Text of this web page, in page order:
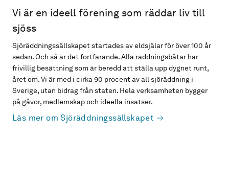
Vi är en ideell förening som räddar liv till
sjöss
Sjöräddningssällskapet startades av eldsjälar för över 100 år
sedan. Och så är det fortfarande. Alla räddningsbåtar har
frivillig besättning som är beredd att ställa upp dygnet runt,
året om. Vi är med i cirka 90 procent av all sjöräddning i
Sverige, utan bidrag från staten. Hela verksamheten bygger
på gåvor, medlemskap och ideella insatser.
Läs mer om Sjöräddningssällskapet